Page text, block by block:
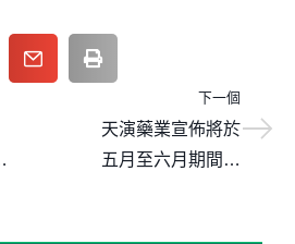
下一個
天演藥業宣佈將於
五月至六月期間出